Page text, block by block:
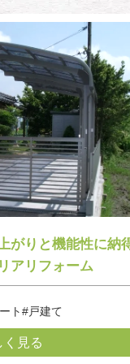
がりと機能性に納
アリフォーム
ト#戸建て
く見る